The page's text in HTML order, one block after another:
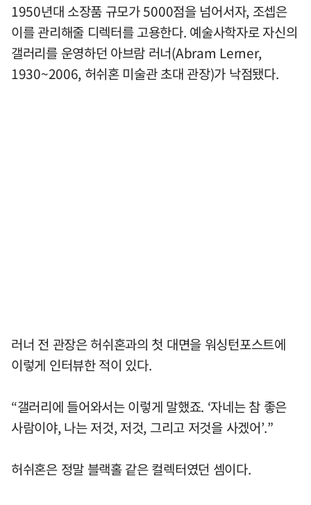
1950년대 소장품 규모가 5000점을 넘어서자, 조셉은
이를 관리해줄 디렉터를 고용한다. 예술사학자로 자신의
갤러리를 운영하던 아브람 러너(Abram Lerner,
1930~2006, 허쉬혼 미술관 초대 관장)가 낙점됐다.
러너 전 관장은 허쉬혼과의 첫 대면을 워싱턴포스트에
이렇게 인터뷰한 적이 있다.
“갤러리에 들어와서는 이렇게 말했죠. ‘자네는 참 좋은
사람이야, 나는 저것, 저것, 그리고 저것을 사겠어’.”
허쉬혼은 정말 블랙홀 같은 컬렉터였던 셈이다.